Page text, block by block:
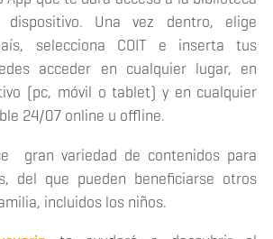
dispositivo. Una vez dentro, elige
selecciona COIT e inserta tus
acceder en cualquier lugar, en
(pc, móvil o tablet) y en cualquier
24/07 online u offline.
gran variedad de contenidos para
del que pueden beneficiarse otros
incluidos los niños.